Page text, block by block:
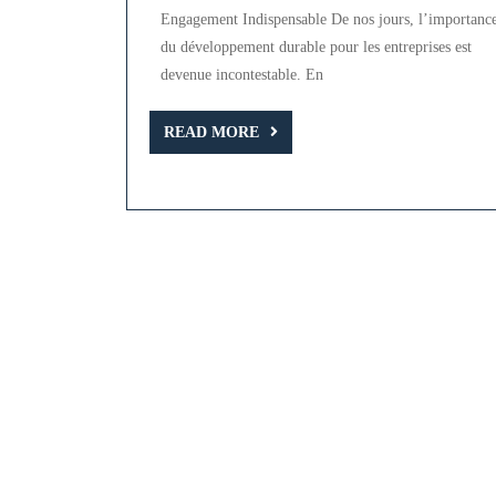
Développement
Durable
Engagement Indispensable De nos jours,
du développement durable pour les entreprises est
devenue incontestable. En
READ MORE
READ
MORE